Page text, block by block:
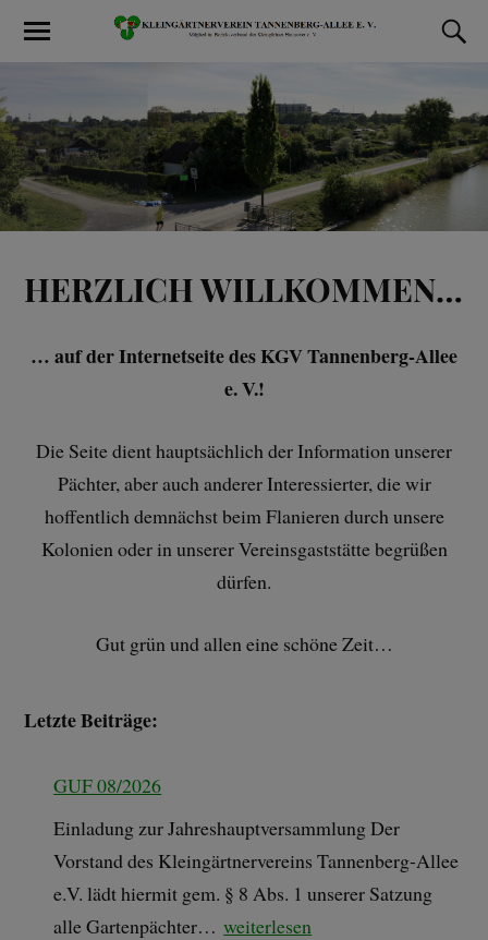
HERZLICH WILLKOMMEN…
… auf der Internetseite des KGV Tannenberg-Allee
e. V.!
Die Seite dient hauptsächlich der Information unserer
Pächter, aber auch anderer Interessierter, die wir
hoffentlich demnächst beim Flanieren durch unsere
Kolonien oder in unserer Vereinsgaststätte begrüßen
dürfen.
Gut grün und allen eine schöne Zeit…
Letzte Beiträge:
GUF 08/2026
Einladung zur Jahreshauptversammlung Der
Vorstand des Kleingärtnervereins Tannenberg-Allee
e.V. lädt hiermit gem. § 8 Abs. 1 unserer Satzung
alle Gartenpächter…weiterlesen